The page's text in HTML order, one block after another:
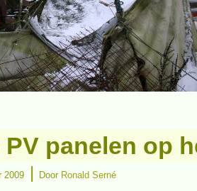
PV panelen op
2009 | Door Ronald Serné